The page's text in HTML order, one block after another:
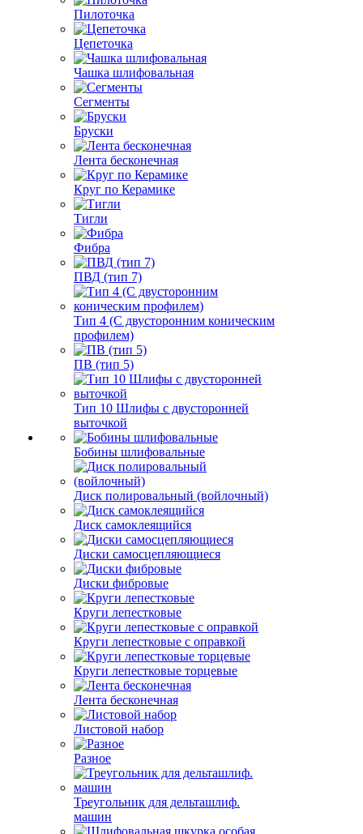
Пилоточка
Цепеточка
Чашка шлифовальная
Сегменты
Бруски
Лента бесконечная
Круг по Керамике
Тигли
Фибра
ПВД (тип 7)
Тип 4 (С двусторонним коническим
профилем)
ПВ (тип 5)
Тип 10 Шлифы с двусторонней
выточкой
Бобины шлифовальные
Диск полировальный (войлочный)
Диск самоклеящийся
Диски самосцепляющиеся
Диски фибровые
Круги лепестковые
Круги лепестковые с оправкой
Круги лепестковые торцевые
Лента бесконечная
Листовой набор
Разное
Треугольник для дельташлиф.
машин